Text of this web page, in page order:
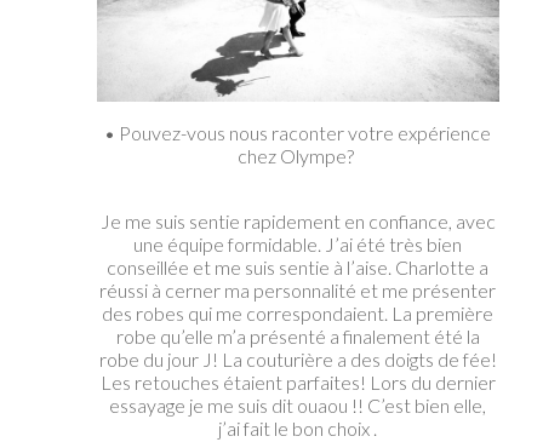
• Pouvez-vous nous raconter votre expérience
chez Olympe?
Je me suis sentie rapidement en confiance, avec
une équipe formidable. J’ai été très bien
conseillée et me suis sentie à l’aise. Charlotte a
réussi à cerner ma personnalité et me présenter
des robes qui me correspondaient. La première
robe qu’elle m’a présenté a finalement été la
robe du jour J! La couturière a des doigts de fée!
Les retouches étaient parfaites! Lors du dernier
essayage je me suis dit ouaou !! C’est bien elle,
j’ai fait le bon choix .